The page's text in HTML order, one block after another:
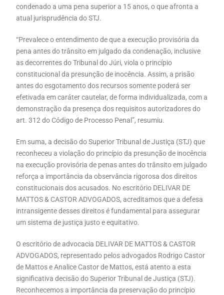
condenado a uma pena superior a 15 anos, o que afronta a
atual jurisprudência do STJ.
“Prevalece o entendimento de que a execução provisória da
pena antes do trânsito em julgado da condenação, inclusive
as decorrentes do Tribunal do Júri, viola o princípio
constitucional da presunção de inocência. Assim, a prisão
antes do esgotamento dos recursos somente poderá ser
efetivada em caráter cautelar, de forma individualizada, com a
demonstração da presença dos requisitos autorizadores do
art. 312 do Código de Processo Penal”, resumiu.
Em suma, a decisão do Superior Tribunal de Justiça (STJ) que
reconheceu a violação do princípio da presunção de inocência
na execução provisória de penas antes do trânsito em julgado
reforça a importância da observância rigorosa dos direitos
constitucionais dos acusados. No escritório DELIVAR DE
MATTOS & CASTOR ADVOGADOS, acreditamos que a defesa
intransigente desses direitos é fundamental para assegurar
um sistema de justiça justo e equitativo.
O escritório de advocacia DELIVAR DE MATTOS & CASTOR
ADVOGADOS, representado pelos advogados Rodrigo Castor
de Mattos e Analice Castor de Mattos, está atento a esta
significativa decisão do Superior Tribunal de Justiça (STJ).
Reconhecemos a importância da preservação do princípio